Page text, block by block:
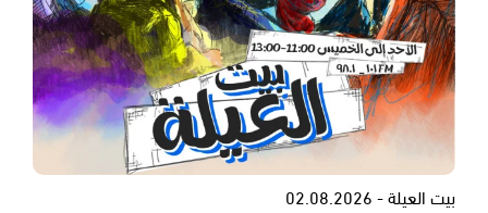
بيت العيلة - 02.08.2026